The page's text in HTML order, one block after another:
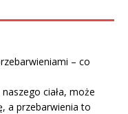
– co
ciała, może
a przebarwienia to